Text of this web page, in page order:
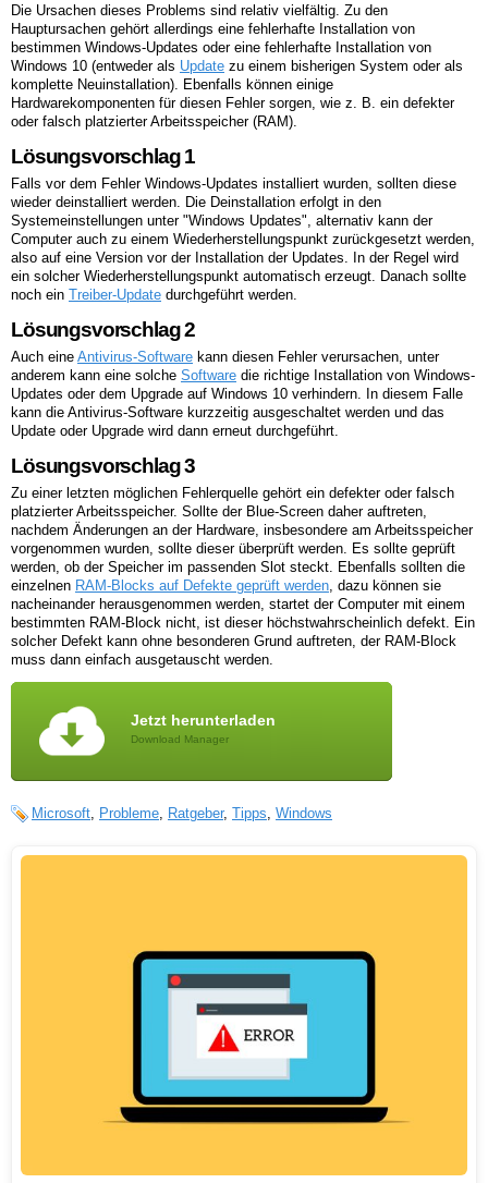
Die Ursachen dieses Problems sind relativ vielfältig. Zu den
Hauptursachen gehört allerdings eine fehlerhafte Installation von
bestimmen Windows-Updates oder eine fehlerhafte Installation von
Windows 10 (entweder als Update zu einem bisherigen System oder als
komplette Neuinstallation). Ebenfalls können einige
Hardwarekomponenten für diesen Fehler sorgen, wie z. B. ein defekter
oder falsch platzierter Arbeitsspeicher (RAM).
Lösungsvorschlag 1
Falls vor dem Fehler Windows-Updates installiert wurden, sollten diese
wieder deinstalliert werden. Die Deinstallation erfolgt in den
Systemeinstellungen unter "Windows Updates", alternativ kann der
Computer auch zu einem Wiederherstellungspunkt zurückgesetzt werden,
also auf eine Version vor der Installation der Updates. In der Regel wird
ein solcher Wiederherstellungspunkt automatisch erzeugt. Danach sollte
noch ein Treiber-Update durchgeführt werden.
Lösungsvorschlag 2
Auch eine Antivirus-Software kann diesen Fehler verursachen, unter
anderem kann eine solche Software die richtige Installation von Windows-
Updates oder dem Upgrade auf Windows 10 verhindern. In diesem Falle
kann die Antivirus-Software kurzzeitig ausgeschaltet werden und das
Update oder Upgrade wird dann erneut durchgeführt.
Lösungsvorschlag 3
Zu einer letzten möglichen Fehlerquelle gehört ein defekter oder falsch
platzierter Arbeitsspeicher. Sollte der Blue-Screen daher auftreten,
nachdem Änderungen an der Hardware, insbesondere am Arbeitsspeicher
vorgenommen wurden, sollte dieser überprüft werden. Es sollte geprüft
werden, ob der Speicher im passenden Slot steckt. Ebenfalls sollten die
einzelnen RAM-Blocks auf Defekte geprüft werden , dazu können sie
nacheinander herausgenommen werden, startet der Computer mit einem
bestimmten RAM-Block nicht, ist dieser höchstwahrscheinlich defekt. Ein
solcher Defekt kann ohne besonderen Grund auftreten, der RAM-Block
muss dann einfach ausgetauscht werden.
Jetzt herunterladen
Download Manager
Microsoft, Probleme, Ratgeber, Tipps, Windows